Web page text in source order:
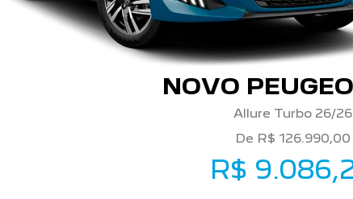
NOVO
Allure Turbo 26/26
De R$ 126.990,00
R$